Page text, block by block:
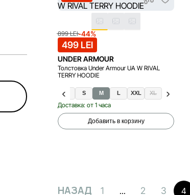
899 LEI-44%
499 LEI
UNDER ARMOUR
Толстовка Under Armour UA W RIVAL
TERRY HOODIE
XS S M L XXL XL
Доставка: от 1 часа
Добавить в корзину
НАЗАД 1 ... 2 3 4